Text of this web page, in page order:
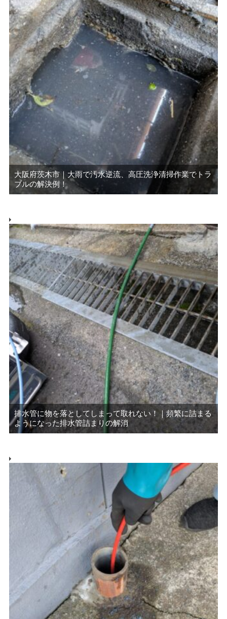
大阪府茨木市｜大雨で汚水逆流、高圧洗浄清掃作業でトラ
ブルの解決例！
排水管に物を落としてしまって取れない！｜頻繁に詰まる
ようになった排水管詰まりの解消